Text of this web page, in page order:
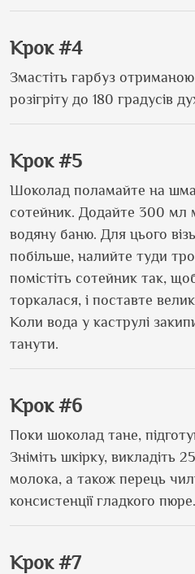
Крок #4
Змастіть гарбуз
розігріту до 180 градусів
Крок #5
Шоколад поламайте на
сотейник. Додайте 300 мл
водяну баню. Для цього
побільше, налийте туди
помістіть сотейник так,
торкалася, і поставте
Коли вода у каструлі
танути.
Крок #6
Поки шоколад тане,
Зніміть шкірку, викладіть
молока, а також перець
консистенції гладкого пюре.
Крок #7